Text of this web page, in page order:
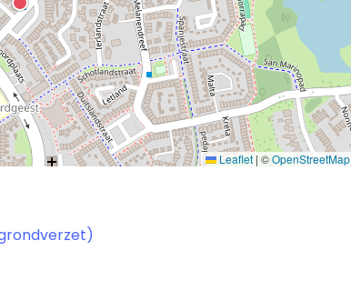
Leaflet | ©OpenStreetMap